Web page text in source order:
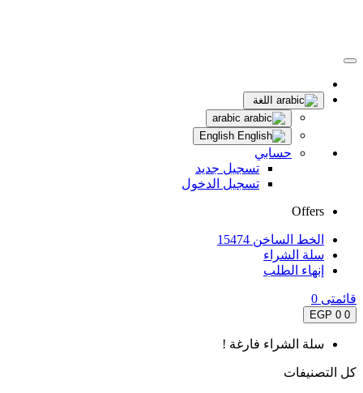
اللغة
حسابي
تسجيل جديد
تسجيل الدخول
Offers
الخط الساخن 15474
سلة الشراء
إنهاء الطلب
قائمتى 0
0
0 EGP
سلة الشراء فارغة !
كل التصنيفات